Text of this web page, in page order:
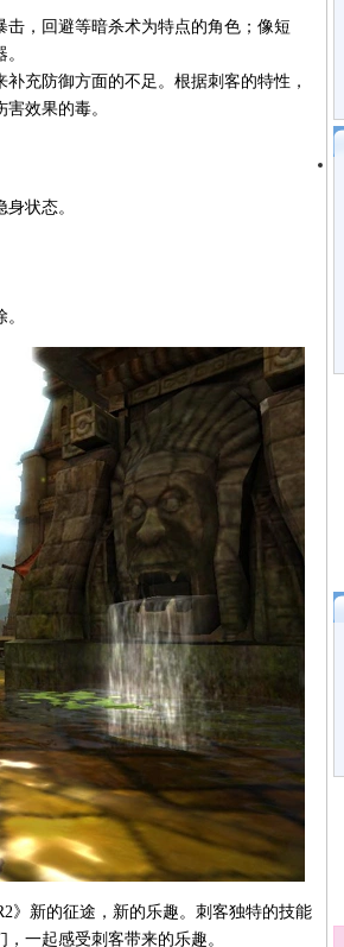
，回避等暗杀术为特点的角色；像短
充防御方面的不足。根据刺客的特性，
效果的毒。
状态。
》新的征途，新的乐趣。刺客独特的技能
一起感受刺客带来的乐趣。